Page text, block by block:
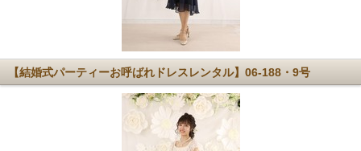
【結婚式パーティーお呼ばれドレスレンタル】06-188・9号